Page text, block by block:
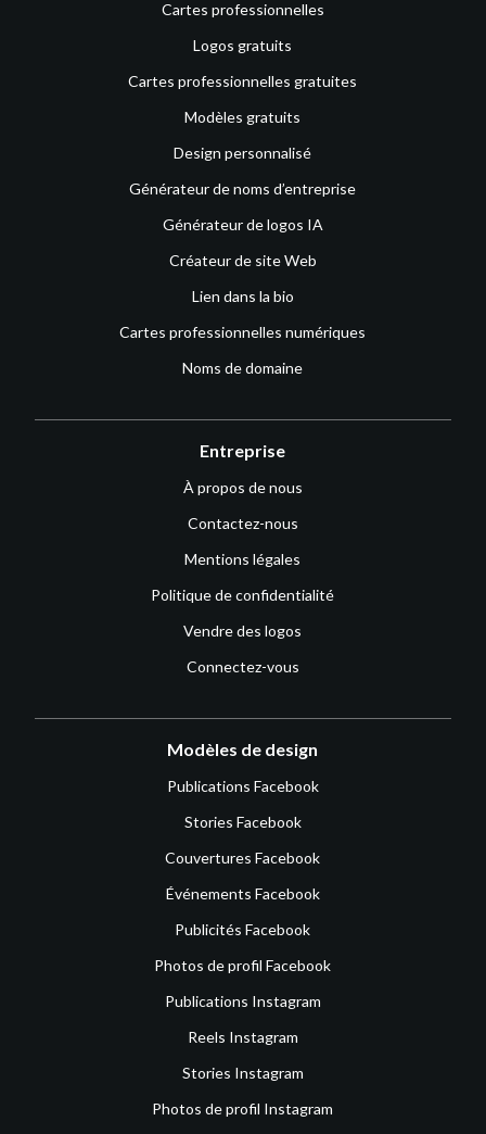
Cartes professionnelles
Logos gratuits
Cartes professionnelles gratuites
Modèles gratuits
Design personnalisé
Générateur de noms d’entreprise
Générateur de logos IA
Créateur de site Web
Lien dans la bio
Cartes professionnelles numériques
Noms de domaine
Entreprise
À propos de nous
Contactez-nous
Mentions légales
Politique de confidentialité
Vendre des logos
Connectez-vous
Modèles de design
Publications Facebook
Stories Facebook
Couvertures Facebook
Événements Facebook
Publicités Facebook
Photos de profil Facebook
Publications Instagram
Reels Instagram
Stories Instagram
Photos de profil Instagram